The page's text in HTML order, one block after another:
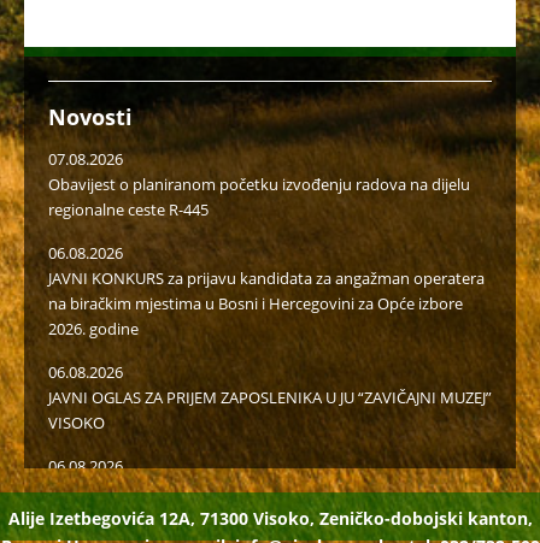
Novosti
07.08.2026
Obavijest o planiranom početku izvođenju radova na dijelu
regionalne ceste R-445
06.08.2026
JAVNI KONKURS za prijavu kandidata za angažman operatera
na biračkim mjestima u Bosni i Hercegovini za Opće izbore
2026. godine
06.08.2026
JAVNI OGLAS ZA PRIJEM ZAPOSLENIKA U JU “ZAVIČAJNI MUZEJ”
VISOKO
06.08.2026
Javni poziv za popunu rezervne liste radi učešća u radu u
birački odborima na općim izborima 2026. godine
Alije Izetbegovića 12A, 71300 Visoko, Zeničko-dobojski kanton,